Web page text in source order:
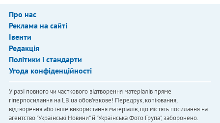
Про нас
Реклама на сайті
Івенти
Редакція
Політики і стандарти
Угода конфіденційності
У разі повного чи часткового відтворення матеріалів пряме
гіперпосилання на LB.ua обов'язкове! Передрук, копіювання,
відтворення або інше використання матеріалів, що містять посилання на
агентство "Українськi Новини" й "Українська Фото Група", заборонено.